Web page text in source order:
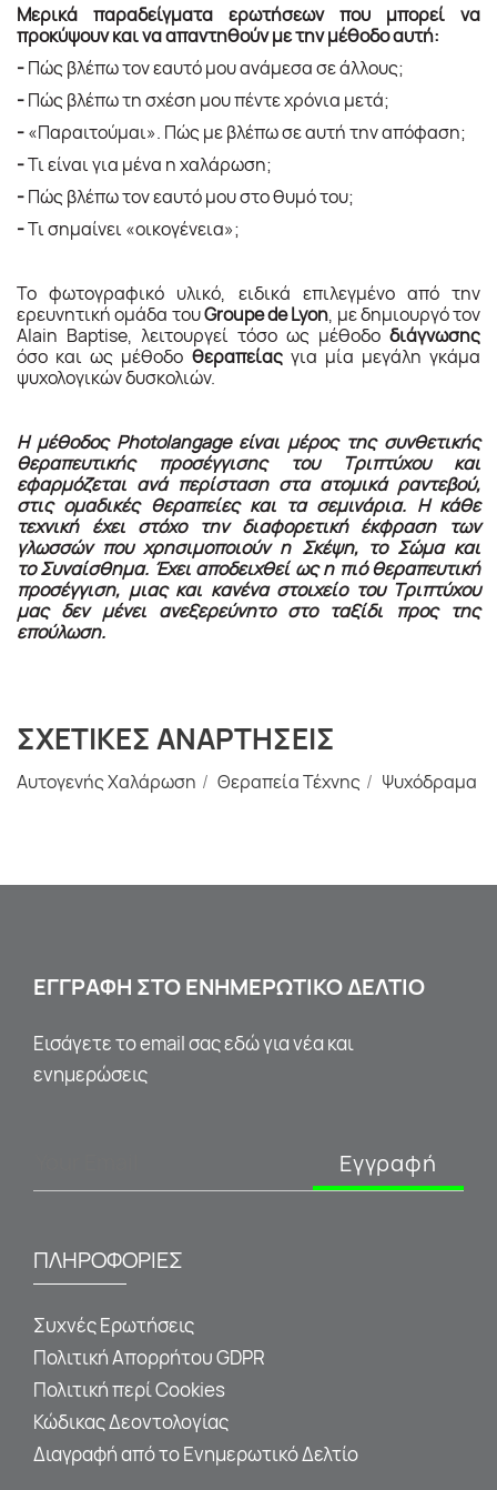
Μερικά παραδείγματα ερωτήσεων που μπορεί να
προκύψουν και να απαντηθούν με την μέθοδο αυτή:
-Πώς βλέπω τον εαυτό μου ανάμεσα σε άλλους;
-Πώςβλέπω τη σχέση μουπέντε χρόνια μετά;
-«Παραιτούμαι». Πώς μεβλέπω σεαυτή την απόφαση;
-Τιείναιγια μένα η χαλάρωση;
-Πώςβλέπωτονεαυτόμουστοθυμό του;
-Τισημαίνει «οικογένεια»;
Το φωτογραφικό υλικό, ειδικά επιλεγμένο από την
ερευνητική ομάδα τουGroupe de Lyon, με δημιουργό τον
Alain Baptise, λειτουργεί τόσο ως μέθοδο διάγνωσης
όσο και ως μέθοδο θεραπείαςγια μία μεγάλη γκάμα
ψυχολογικών δυσκολιών.
Η μέθοδος Photolangage είναι μέρος της συνθετικής
θεραπευτικής προσέγγισης του Τριπτύχου και
εφαρμόζεται ανά περίσταση στα ατομικά ραντεβού,
στις ομαδικές θεραπείες και τα σεμινάρια. Η κάθε
τεχνική έχει στόχο την διαφορετική έκφραση των
γλωσσών που χρησιμοποιούν η Σκέψη, το Σώμα και
το Συναίσθημα. Έχει αποδειχθεί ως η πιό θεραπευτική
προσέγγιση, μιας και κανένα στοιχείο του Τριπτύχου
μας δεν μένει ανεξερεύνητο στο ταξίδι προς της
επούλωση.
ΣΧΕΤΙΚΕΣ ΑΝΑΡΤΗΣΕΙΣ
Αυτογενής Χαλάρωση Θεραπεία Τέχνης Ψυχόδραμα
ΕΓΓΡΑΦΗ ΣΤΟ ΕΝΗΜΕΡΩΤΙΚΟ ΔΕΛΤΙΟ
Εισάγετε το email σας εδώ για νέα και
ενημερώσεις
Εγγραφή
ΠΛΗΡΟΦΟΡΙΕΣ
Συχνές Ερωτήσεις
Πολιτική Απορρήτου GDPR
Πολιτική περί Cookies
Κώδικας Δεοντολογίας
Διαγραφή από το Ενημερωτικό Δελτίο